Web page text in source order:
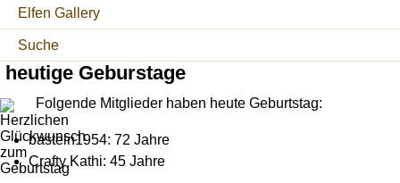
Elfen Gallery
Suche
heutige Geburstage
Folgende Mitglieder haben heute Geburtstag:
basteln1954: 72 Jahre
Crafty Kathi: 45 Jahre